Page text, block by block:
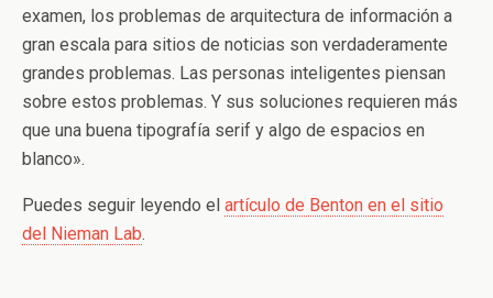
examen, los problemas de arquitectura de información a
gran escala para sitios de noticias son verdaderamente
grandes problemas. Las personas inteligentes piensan
sobre estos problemas. Y sus soluciones requieren más
que una buena tipografía serif y algo de espacios en
blanco».
Puedes seguir leyendo el artículo de Benton en el sitio
del Nieman Lab.